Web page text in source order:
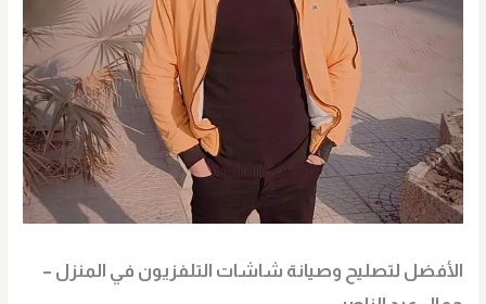
الأفضل لتصليح وصيانة شاشات التلفزيون في المنزل –